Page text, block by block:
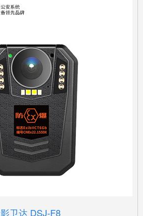
影卫达 DSJ-F8